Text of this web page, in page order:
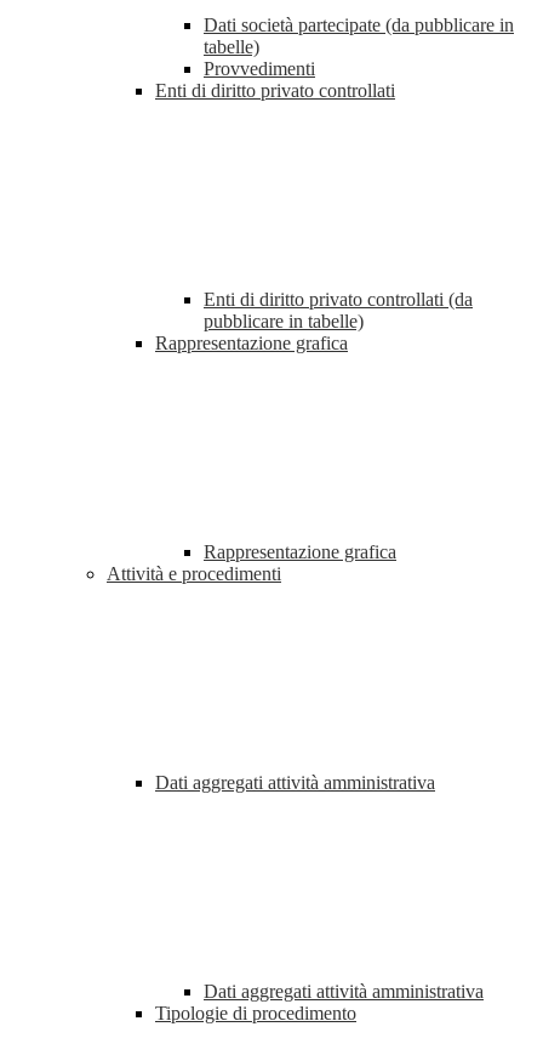
Dati società partecipate (da pubblicare in
tabelle)
Provvedimenti
Enti di diritto privato controllati
Enti di diritto privato controllati (da
pubblicare in tabelle)
Rappresentazione grafica
Rappresentazione grafica
Attività e procedimenti
Dati aggregati attività amministrativa
Dati aggregati attività amministrativa
Tipologie di procedimento